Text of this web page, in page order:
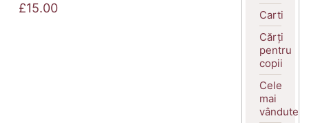
£15.00
Carti
Cărți
pentru
copii
Cele
mai
vândute